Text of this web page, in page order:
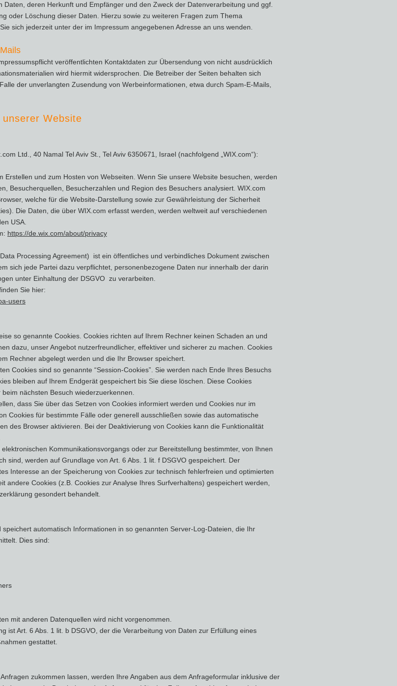
deren Herkunft und Empfänger und den Zweck der Datenverarbeitung und ggf.
oder Löschung dieser Daten. Hierzu sowie zu weiteren Fragen zum Thema
sich jederzeit unter der im Impressum angegebenen Adresse an uns wenden.
veröffentlichten Kontaktdaten zur Übersendung von nicht ausdrücklich
wird hiermit widersprochen. Die Betreiber der Seiten behalten sich
der unverlangten Zusendung von Werbeinformationen, etwa durch Spam-E-Mails,
Website​
Ltd., 40 Namal Tel Aviv St., Tel Aviv 6350671, Israel (nachfolgend „WIX.com“):
Erstellen und zum Hosten von Webseiten. Wenn Sie unsere Website besuchen, werden
Besucherquellen, Besucherzahlen und Region des Besuchers analysiert. WIX.com
welche für die Website-Darstellung sowie zur Gewährleistung der Sicherheit
Die Daten, die über WIX.com erfasst werden, werden weltweit auf verschiedenen
USA.
https://de.wix.com/about/privacy
Processing Agreement) ist ein öffentliches und verbindliches Dokument zwischen
sich jede Partei dazu verpflichtet, personenbezogene Daten nur innerhalb der darin
unter Einhaltung der DSGVO zu verarbeiten.
Sie hier:
users
so genannte Cookies. Cookies richten auf Ihrem Rechner keinen Schaden an und
dazu, unser Angebot nutzerfreundlicher, effektiver und sicherer zu machen. Cookies
Rechner abgelegt werden und die Ihr Browser speichert.
Cookies sind so genannte “Session-Cookies”. Sie werden nach Ende Ihres Besuchs
bleiben auf Ihrem Endgerät gespeichert bis Sie diese löschen. Diese Cookies
nächsten Besuch wiederzuerkennen.
dass Sie über das Setzen von Cookies informiert werden und Cookies nur im
Cookies für bestimmte Fälle oder generell ausschließen sowie das automatische
des Browser aktivieren. Bei der Deaktivierung von Cookies kann die Funktionalität
Kommunikationsvorgangs oder zur Bereitstellung bestimmter, von Ihnen
sind, werden auf Grundlage von Art. 6 Abs. 1 lit. f DSGVO gespeichert. Der
Interesse an der Speicherung von Cookies zur technisch fehlerfreien und optimierten
andere Cookies (z.B. Cookies zur Analyse Ihres Surfverhaltens) gespeichert werden,
gesondert behandelt.
automatisch Informationen in so genannten Server-Log-Dateien, die Ihr
Dies sind:
mit anderen Datenquellen wird nicht vorgenommen.
ist Art. 6 Abs. 1 lit. b DSGVO, der die Verarbeitung von Daten zur Erfüllung eines
gestattet.
zukommen lassen, werden Ihre Angaben aus dem Anfrageformular inklusive der